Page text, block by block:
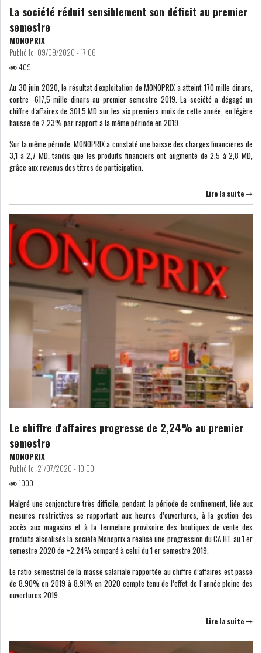
LOI DE FINANCE ENERGIE
MATIÈRES PREMIÈRES
TOURISME
DONNÉES
MACROÉCONOMIQUES
INS : L'INFLATION RECULE À
5,1% EN...
IRADA : PREMIER APPEL À
FONDATION POUR L...
REBOND DE LA PRODUCTION
INDUSTRIELLE, MA...
LA DÉPENDANCE ÉNERGÉTIQUE
DE LA TUNISIE...
POLITIQUE
PRÉSIDENTIELLES
GOUVERNEMENT
DIVERS
ASSEMBLÉE DES
REPRÉSENTANTS DU
SAIED LIMOGE LA MINISTRE DE
L'INDUS...
La société réduit sensiblement son déficit au premier
semestre
MONOPRIX
Publié le: 09/09/2020 - 17:06
409
Au 30 juin 2020, le résultat d'exploitation de MONOPRIX a atteint 170 mille dinars,
contre -617,5 mille dinars au premier semestre 2019. La société a dégagé un
chiffre d'affaires de 301,5 MD sur les six premiers mois de cette année, en légère
hausse de 2,23% par rapport à la même période en 2019.
Sur la même période, MONOPRIX a constaté une baisse des charges financières de
3,1 à 2,7 MD, tandis que les produits financiers ont augmenté de 2,5 à 2,8 MD,
grâce aux revenus des titres de participation.
Lire la suite
Le chiffre d'affaires progresse de 2,24% au premier
semestre
MONOPRIX
Publié le: 21/07/2020 - 10:00
1000
Malgré une conjoncture très difficile, pendant la période de confinement, liée aux
mesures restrictives se rapportant aux heures d’ouvertures, à la gestion des
accès aux magasins et à la fermeture provisoire des boutiques de vente des
produits alcoolisés la société Monoprix a réalisé une progression du CA HT au 1 er
semestre 2020 de +2.24% comparé à celui du 1 er semestre 2019.
Le ratio semestriel de la masse salariale rapportée au chiffre d’affaires est passé
de 8.90% en 2019 à 8.91% en 2020 compte tenu de l’effet de l’année pleine des
ouvertures 2019.
Lire la suite